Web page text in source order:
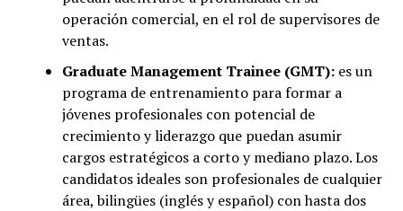
operación comercial, en el rol de supervisores de
ventas.
Graduate Management Trainee (GMT):es un
programa de entrenamiento para formar a
jóvenes profesionales con potencial de
crecimiento y liderazgo que puedan asumir
cargos estratégicos a corto y mediano plazo. Los
candidatos ideales son profesionales de cualquier
área, bilingües (inglés y español) con hasta dos